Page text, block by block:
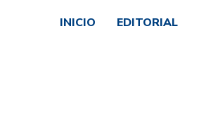
INICIO EDITORIAL